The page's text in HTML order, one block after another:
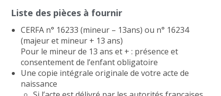
Liste des pièces à fournir
CERFA n° 16233 (mineur – 13ans) ou n° 16234
(majeur et mineur + 13 ans)
Pour le mineur de 13 ans et + : présence et
consentement de l’enfant obligatoire
Une copie intégrale originale de votre acte de
naissance